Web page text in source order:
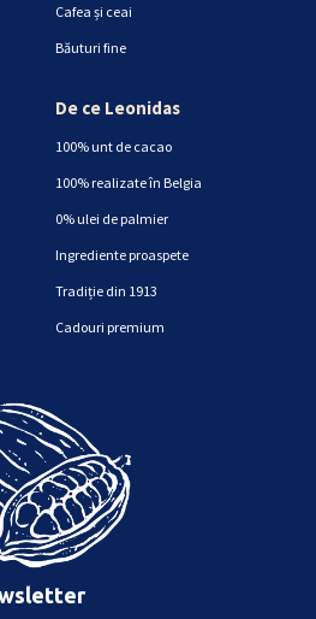
Cafea și ceai
Băuturi fine
De ce Leonidas
100% unt de cacao
100% realizate în Belgia
0% ulei de palmier
Ingrediente proaspete
Tradiție din 1913
Cadouri premium